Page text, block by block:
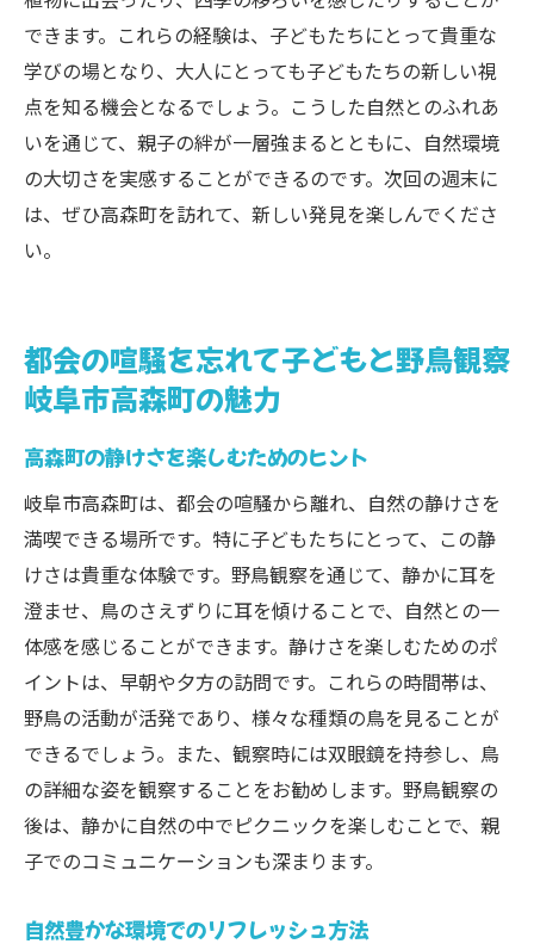
できます。これらの経験は、子どもたちにとって貴重な
学びの場となり、大人にとっても子どもたちの新しい視
点を知る機会となるでしょう。こうした自然とのふれあ
いを通じて、親子の絆が一層強まるとともに、自然環境
の大切さを実感することができるのです。次回の週末に
は、ぜひ高森町を訪れて、新しい発見を楽しんでくださ
い。
都会の喧騒を忘れて子どもと野鳥観察
岐阜市高森町の魅力
高森町の静けさを楽しむためのヒント
岐阜市高森町は、都会の喧騒から離れ、自然の静けさを
満喫できる場所です。特に子どもたちにとって、この静
けさは貴重な体験です。野鳥観察を通じて、静かに耳を
澄ませ、鳥のさえずりに耳を傾けることで、自然との一
体感を感じることができます。静けさを楽しむためのポ
イントは、早朝や夕方の訪問です。これらの時間帯は、
野鳥の活動が活発であり、様々な種類の鳥を見ることが
できるでしょう。また、観察時には双眼鏡を持参し、鳥
の詳細な姿を観察することをお勧めします。野鳥観察の
後は、静かに自然の中でピクニックを楽しむことで、親
子でのコミュニケーションも深まります。
自然豊かな環境でのリフレッシュ方法